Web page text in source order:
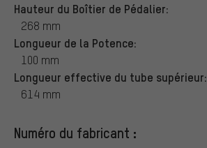
Hauteur du Boîtier de Pédalier:
268 mm
Longueur de la Potence:
100 mm
Longueur effective du tube supérieur:
614 mm
Numéro du fabricant :